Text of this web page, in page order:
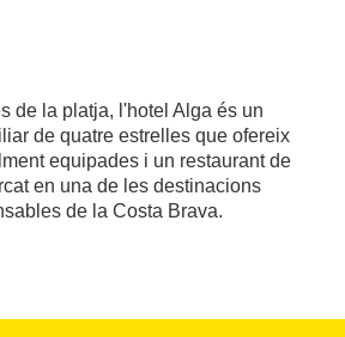
de la platja, l'hotel Alga és un
de quatre estrelles que ofereix
equipades i un restaurant de
en una de les destinacions
de la Costa Brava.